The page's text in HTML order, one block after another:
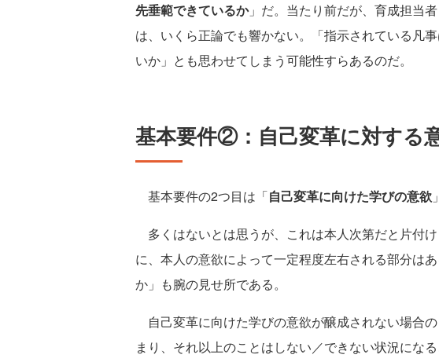
先垂範できているか」だ。当たり前だが、育成担当
は、いくら正論でも響かない。「指示されている凡
いか」とも思わせてしまう可能性すらあるのだ。
基本要件②：自己変革に対する
基本要件の2つ目は「自己変革に向けた学びの意欲
多くはないとは思うが、これは本人次第だと片付
に、本人の意欲によって一定程度左右される部分は
か」も腕の見せ所である。
自己変革に向けた学びの意欲が醸成されない場合
まり、それ以上のことはしない／できない状況にな